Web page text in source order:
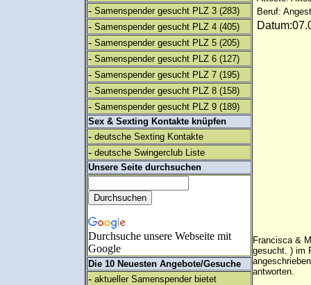
- Samenspender gesucht PLZ 3 (283)
- Samenspender gesucht PLZ 4 (405)
- Samenspender gesucht PLZ 5 (205)
- Samenspender gesucht PLZ 6 (127)
- Samenspender gesucht PLZ 7 (195)
- Samenspender gesucht PLZ 8 (158)
- Samenspender gesucht PLZ 9 (189)
Sex & Sexting Kontakte knüpfen
- deutsche Sexting Kontakte
- deutsche Swingerclub Liste
Unsere Seite durchsuchen
Durchsuche unsere Webseite mit
Google
Die 10 Neuesten Angebote/Gesuche
- aktueller Samenspender bietet
Beruf:
Francisca &
gesucht. ) im
antworten.